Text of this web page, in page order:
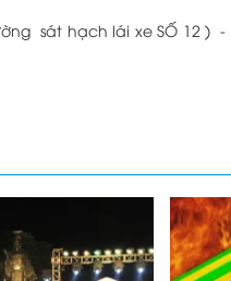
sát hạch lái xe SỐ 12 ) -